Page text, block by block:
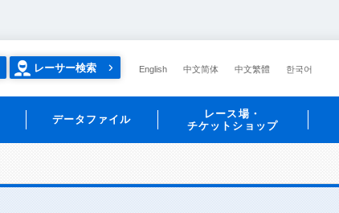
レーサー検索 English 中文简体 中文繁體 한국어
データファイル
レース場・
チケットショップ